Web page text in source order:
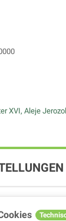
XVI, Aleje